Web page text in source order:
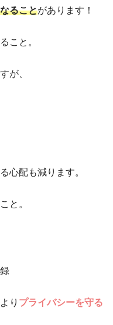
ることがあります！
こと。
が、
心配も減ります。
と。
り プライバシーを守る